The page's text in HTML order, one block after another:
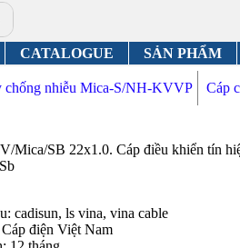
CATALOGUE SẢN PHẨM
chống nhiễu Mica-S/NH-KVVP Cáp
Mica/SB 22x1.0. Cáp điều khiển tín
cadisun, ls vina, vina cable
điện Việt Nam